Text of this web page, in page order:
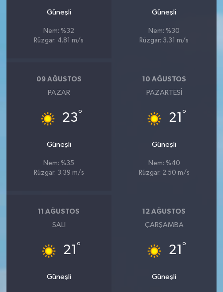
Güneşli
Nem: %32
Rüzgar: 4.81 m/s
Güneşli
Nem: %30
Rüzgar: 3.31 m/s
09 AĞUSTOS
PAZAR
23°
Güneşli
Nem: %35
Rüzgar: 3.39 m/s
10 AĞUSTOS
PAZARTESI
21 °
Güneşli
Nem: %40
Rüzgar: 2.50 m/s
11 AĞUSTOS
SALI
21 °
Güneşli
12 AĞUSTOS
ÇARŞAMBA
21 °
Güneşli